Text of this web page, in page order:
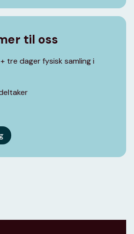
til oss
tre dager fysisk samling i